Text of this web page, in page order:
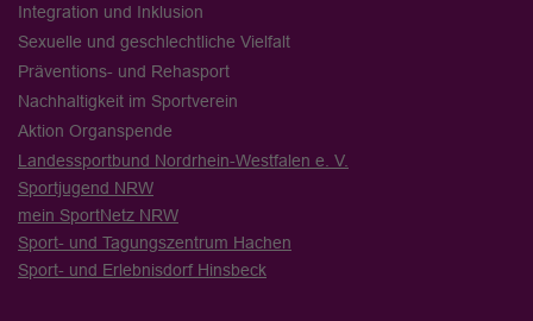
Integration und Inklusion
Sexuelle und geschlechtliche Vielfalt
Präventions- und Rehasport
Nachhaltigkeit im Sportverein
Aktion Organspende
Landessportbund Nordrhein-Westfalen e. V.
Sportjugend NRW
mein SportNetz NRW
Sport- und Tagungszentrum Hachen
Sport- und Erlebnisdorf Hinsbeck